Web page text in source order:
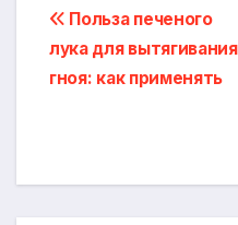
Навигация
по
Польза печеного
лука для вытягивания
гноя: как применять